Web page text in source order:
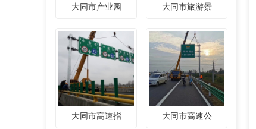
大同市产业园 大同市旅游景
大同市高速指 大同市高速公